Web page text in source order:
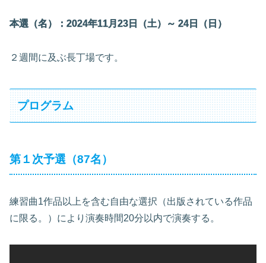
本選（名）：2024年11月23日（土）～ 24日（日）
２週間に及ぶ長丁場です。
プログラム
第１次予選（87名）
練習曲1作品以上を含む自由な選択（出版されている作品
に限る。）により演奏時間20分以内で演奏する。